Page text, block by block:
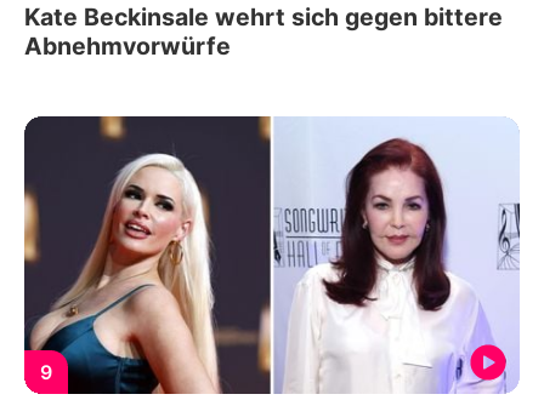
Kate Beckinsale wehrt sich gegen bittere
Abnehmvorwürfe
9